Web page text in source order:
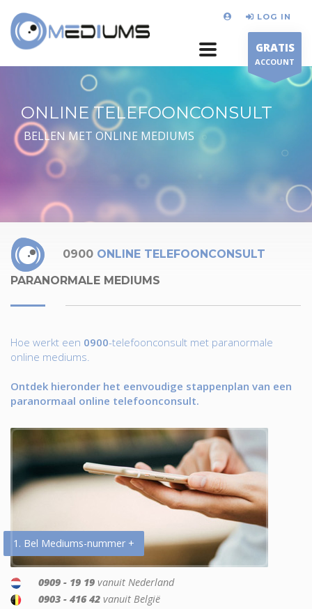
LOG IN
GRATIS
ACCOUNT
ONLINE TELEFOONCONSULT
BELLEN MET ONLINE MEDIUMS
0900 ONLINE TELEFOONCONSULT
PARANORMALE MEDIUMS
Hoe werkt een 0900-telefoonconsult met paranormale
online mediums.
Ontdek hieronder het eenvoudige stappenplan van een
paranormaal online telefoonconsult.
1. Bel Mediums-nummer +
0909 - 19 19 vanuit Nederland
0903 - 416 42 vanuit België